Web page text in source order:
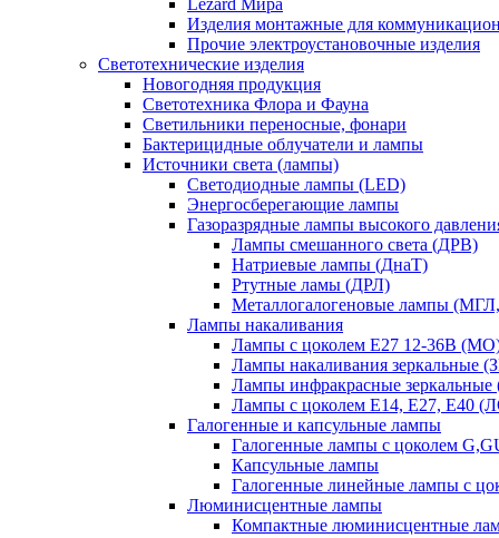
Lezard Мира
Изделия монтажные для
Прочие электроустановочные изделия
Светотехнические изделия
Новогодняя продукция
Светотехника Флора и Фауна
Светильники переносные, фонари
Бактерицидные облучатели и лампы
Источники света (лампы)
Светодиодные лампы (LED)
Энергосберегающие лампы
Газоразрядные лампы высокого
Лампы смешанного света (ДРВ)
Натриевые лампы (ДнаТ)
Ртутные ламы (ДРЛ)
Металлогалогеновые лампы
Лампы накаливания
Лампы с цоколем Е27 12-36В
Лампы накаливания зеркальные
Лампы инфракрасные
Лампы с цоколем Е14, Е27, Е40
Галогенные и капсульные лампы
Галогенные лампы с цоколем
Капсульные лампы
Галогенные линейные лампы с
Люминисцентные лампы
Компактные люминисцентные